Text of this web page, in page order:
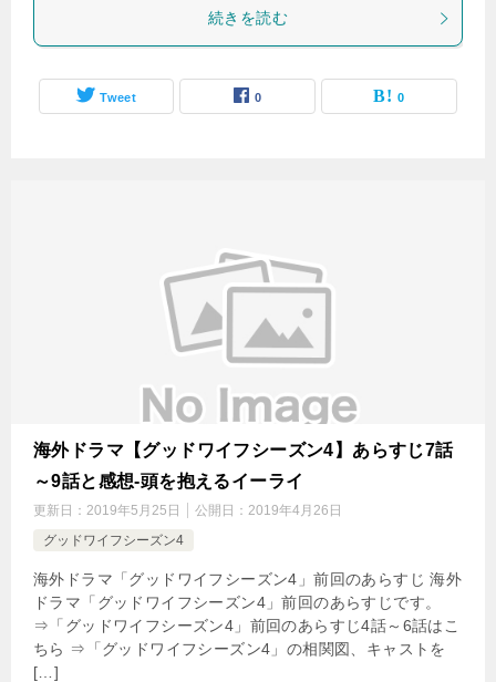
続きを読む
Tweet 0 0
海外ドラマ【グッドワイフシーズン4】あらすじ7話
～9話と感想-頭を抱えるイーライ
更新日： 2019年5月25日 公開日： 2019年4月26日
グッドワイフシーズン4
海外ドラマ「グッドワイフシーズン4」前回のあらすじ 海外
ドラマ「グッドワイフシーズン4」前回のあらすじです。
⇒「グッドワイフシーズン4」前回のあらすじ4話～6話はこ
ちら ⇒「グッドワイフシーズン4」の相関図、キャストを
[…]